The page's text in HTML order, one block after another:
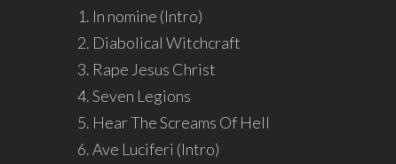
1. In nomine (Intro)
2. Diabolical Witchcraft
3. Rape Jesus Christ
4. Seven Legions
5. Hear The Screams Of Hell
6. Ave Luciferi (Intro)